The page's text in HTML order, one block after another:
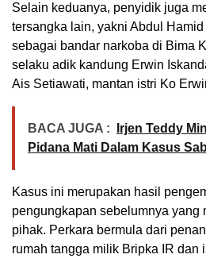
Selain keduanya, penyidik juga
tersangka lain, yakni Abdul
sebagai bandar narkoba di Bima
selaku adik kandung Erwin
Ais Setiawati, mantan istri Ko
BACA JUGA :
Irjen Teddy
Pidana Mati Dalam Kasus
Kasus ini merupakan hasil
pengungkapan sebelumnya yang
pihak. Perkara bermula dari
rumah tangga milik Bripka IR dan